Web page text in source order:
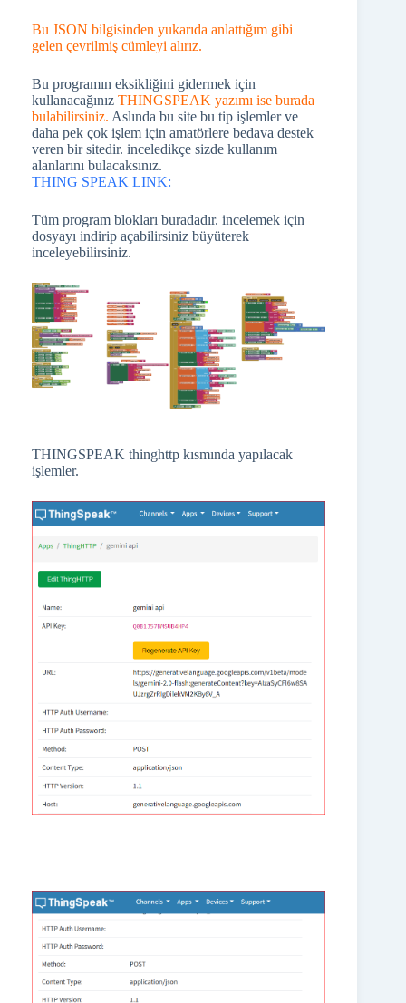
Bu JSON bilgisinden yukarıda anlattığım gibi
gelen çevrilmiş cümleyi alırız.
Bu programın eksikliğini gidermek için
kullanacağınız THINGSPEAK yazımı ise burada
bulabilirsiniz. Aslında bu site bu tip işlemler ve
daha pek çok işlem için amatörlere bedava destek
veren bir sitedir. inceledikçe sizde kullanım
alanlarını bulacaksınız.
THING SPEAK LINK:
Tüm program blokları buradadır. incelemek için
dosyayı indirip açabilirsiniz büyüterek
inceleyebilirsiniz.
THINGSPEAK thinghttp kısmında yapılacak
işlemler.